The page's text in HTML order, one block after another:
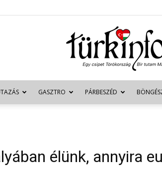
Türkinfo
GASZTRO PÁRBESZÉD
élünk, annyira